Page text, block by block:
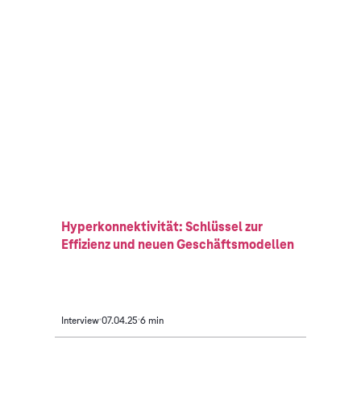
Hyperkonnektivität: Schlüssel zur
Effizienz und neuen Geschäftsmodellen
Interview 07.04.25 6 min